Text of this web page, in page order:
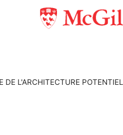
L'ARCHITECTURE